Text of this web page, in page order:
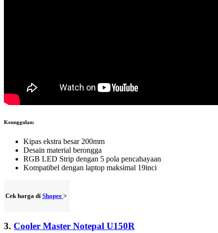
Keunggulan:
Kipas ekstra besar 200mm
Desain material berongga
RGB LED Strip dengan 5 pola pencahayaan
Kompatibel dengan laptop maksimal 19inci
Cek harga di Shopee >
3. Cooler Master Notepal U150R